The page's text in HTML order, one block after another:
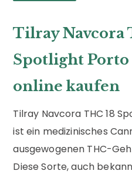
Tilray Navcora
Spotlight
online kaufen
Tilray Navcora THC 18
ist ein medizinisches
ausgewogenen THC-
Diese Sorte, auch